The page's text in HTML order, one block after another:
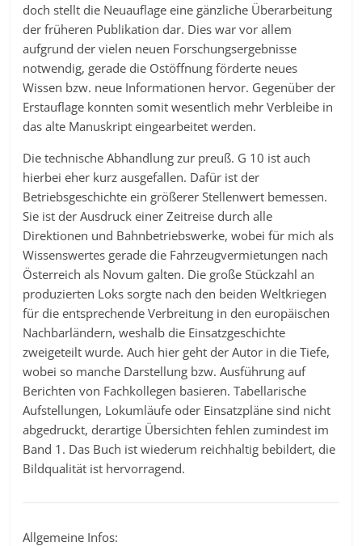
doch stellt die Neuauflage eine gänzliche Überarbeitung
der früheren Publikation dar. Dies war vor allem
aufgrund der vielen neuen Forschungsergebnisse
notwendig, gerade die Ostöffnung förderte neues
Wissen bzw. neue Informationen hervor. Gegenüber der
Erstauflage konnten somit wesentlich mehr Verbleibe in
das alte Manuskript eingearbeitet werden.
Die technische Abhandlung zur preuß. G 10 ist auch
hierbei eher kurz ausgefallen. Dafür ist der
Betriebsgeschichte ein größerer Stellenwert bemessen.
Sie ist der Ausdruck einer Zeitreise durch alle
Direktionen und Bahnbetriebswerke, wobei für mich als
Wissenswertes gerade die Fahrzeugvermietungen nach
Österreich als Novum galten. Die große Stückzahl an
produzierten Loks sorgte nach den beiden Weltkriegen
für die entsprechende Verbreitung in den europäischen
Nachbarländern, weshalb die Einsatzgeschichte
zweigeteilt wurde. Auch hier geht der Autor in die Tiefe,
wobei so manche Darstellung bzw. Ausführung auf
Berichten von Fachkollegen basieren. Tabellarische
Aufstellungen, Lokumläufe oder Einsatzpläne sind nicht
abgedruckt, derartige Übersichten fehlen zumindest im
Band 1. Das Buch ist wiederum reichhaltig bebildert, die
Bildqualität ist hervorragend.
Allgemeine Infos: